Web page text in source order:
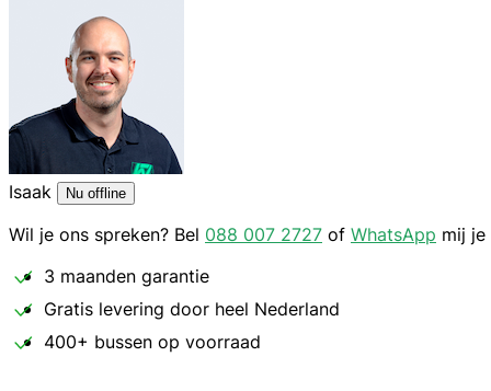
Isaak Nu offline
Wil je ons spreken? Bel 088 007 2727 of WhatsApp mij je
3 maanden garantie
Gratis levering door heel Nederland
400+ bussen op voorraad